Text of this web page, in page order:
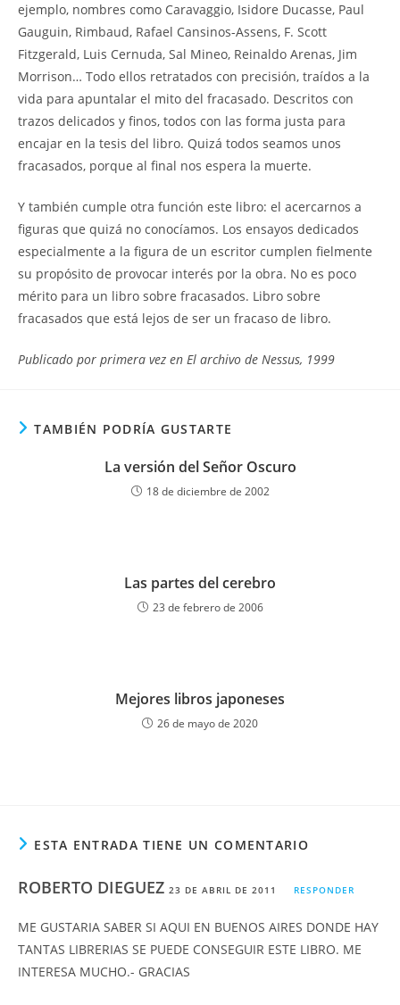
ejemplo, nombres como Caravaggio, Isidore Ducasse, Paul
Gauguin, Rimbaud, Rafael Cansinos-Assens, F. Scott
Fitzgerald, Luis Cernuda, Sal Mineo, Reinaldo Arenas, Jim
Morrison… Todo ellos retratados con precisión, traídos a la
vida para apuntalar el mito del fracasado. Descritos con
trazos delicados y finos, todos con las forma justa para
encajar en la tesis del libro. Quizá todos seamos unos
fracasados, porque al final nos espera la muerte.
Y también cumple otra función este libro: el acercarnos a
figuras que quizá no conocíamos. Los ensayos dedicados
especialmente a la figura de un escritor cumplen fielmente
su propósito de provocar interés por la obra. No es poco
mérito para un libro sobre fracasados. Libro sobre
fracasados que está lejos de ser un fracaso de libro.
Publicado por primera vez en El archivo de Nessus, 1999
TAMBIÉN PODRÍA GUSTARTE
La versión del Señor Oscuro
18 de diciembre de 2002
Las partes del cerebro
23 de febrero de 2006
Mejores libros japoneses
26 de mayo de 2020
ESTA ENTRADA TIENE UN COMENTARIO
ROBERTO DIEGUEZ 23 DE ABRIL DE 2011 RESPONDER
ME GUSTARIA SABER SI AQUI EN BUENOS AIRES DONDE HAY
TANTAS LIBRERIAS SE PUEDE CONSEGUIR ESTE LIBRO. ME
INTERESA MUCHO.- GRACIAS